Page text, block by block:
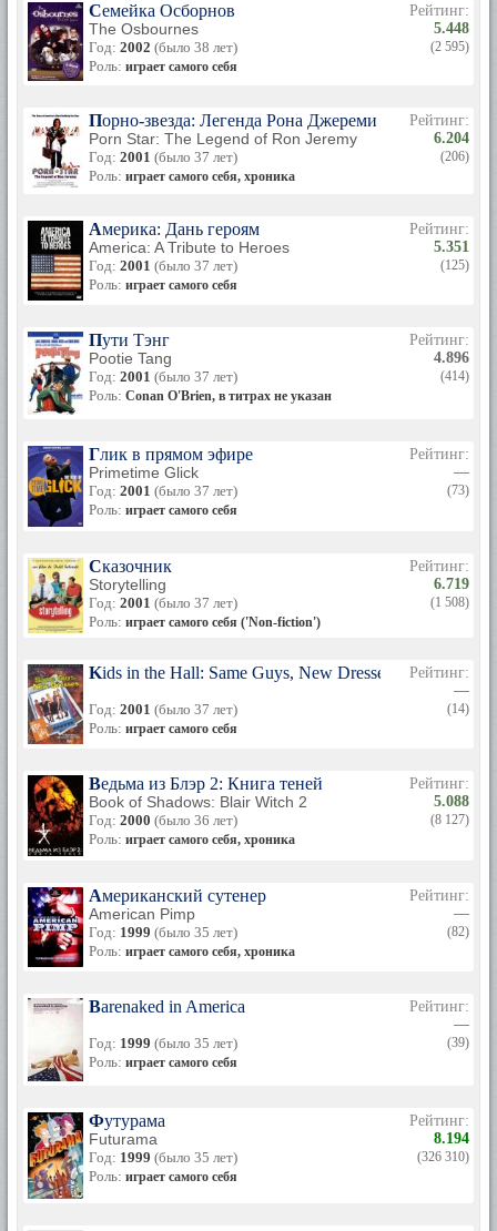
Семейка Осборнов
The Osbournes
Год: 2002 (было 38 лет)
Роль: играет самого себя
Рейтинг:
5.448
(2 595)
Порно-звезда: Легенда Рона Джереми
Porn Star: The Legend of Ron Jeremy
Год: 2001 (было 37 лет)
Роль: играет самого себя, хроника
Рейтинг:
6.204
(206)
Америка: Дань героям
America: A Tribute to Heroes
Год: 2001 (было 37 лет)
Роль: играет самого себя
Рейтинг:
5.351
(125)
Пути Тэнг
Pootie Tang
Год: 2001 (было 37 лет)
Роль: Conan O'Brien, в титрах не указан
Рейтинг:
4.896
(414)
Глик в прямом эфире
Primetime Glick
Год: 2001 (было 37 лет)
Роль: играет самого себя
Рейтинг:
—
(73)
Сказочник
Storytelling
Год: 2001 (было 37 лет)
Роль: играет самого себя ('Non-fiction')
Рейтинг:
6.719
(1 508)
Kids in the Hall: Same Guys, New Dresses
Год: 2001 (было 37 лет)
Роль: играет самого себя
Рейтинг:
—
(14)
Ведьма из Блэр 2: Книга теней
Book of Shadows: Blair Witch 2
Год: 2000 (было 36 лет)
Роль: играет самого себя, хроника
Рейтинг:
5.088
(8 127)
Американский сутенер
American Pimp
Год: 1999 (было 35 лет)
Роль: играет самого себя, хроника
Рейтинг:
—
(82)
Barenaked in America
Год: 1999 (было 35 лет)
Роль: играет самого себя
Рейтинг:
—
(39)
Футурама
Futurama
Год: 1999 (было 35 лет)
Роль: играет самого себя
Рейтинг:
8.194
(326 310)